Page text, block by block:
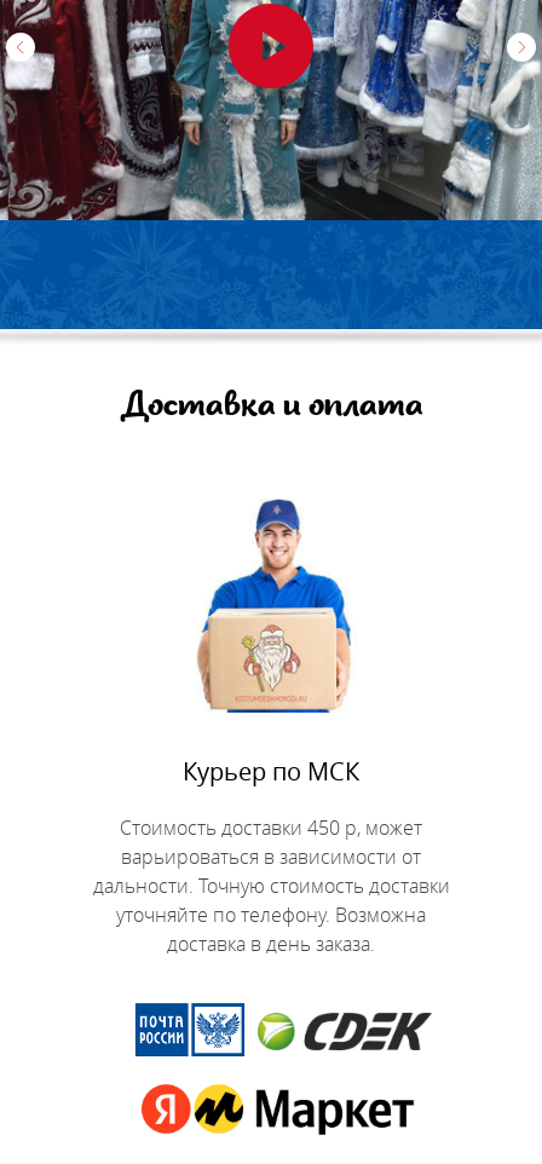
Доставка и оплата
Курьер по МСК
Стоимость доставки 450 р, может
варьироваться в зависимости от
дальности. Точную стоимость доставки
уточняйте по телефону. Возможна
доставка в день заказа.